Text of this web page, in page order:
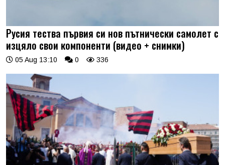
Русия тества първия си нов пътнически самолет с
изцяло свои компоненти (видео + снимки)
05 Aug 13:10 0 336